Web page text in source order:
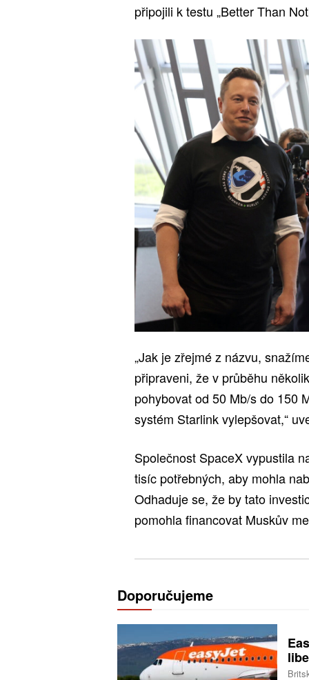
připojili k testu „Better Than
„Jak je zřejmé z názvu,
připraveni, že v průběhu
pohybovat od 50 Mb/s do 150
systém Starlink vylepšovat,“
Společnost SpaceX vypustila
tisíc potřebných, aby mohla
Odhaduje se, že by tato
pomohla financovat Muskův
Doporučujeme